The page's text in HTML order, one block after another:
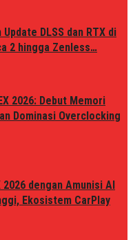
DLSS dan RTX di
2 hingga Zenless…
2026: Debut Memori
Dominasi Overclocking
2026 dengan Amunisi AI
Ekosistem CarPlay